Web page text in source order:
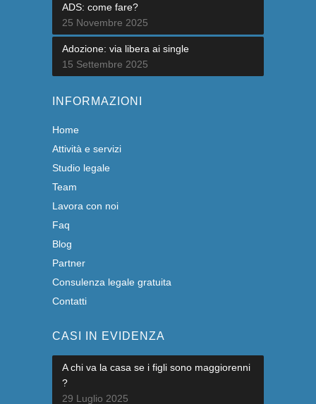
ADS: come fare?
25 Novembre 2025
Adozione: via libera ai single
15 Settembre 2025
INFORMAZIONI
Home
Attività e servizi
Studio legale
Team
Lavora con noi
Faq
Blog
Partner
Consulenza legale gratuita
Contatti
CASI IN EVIDENZA
A chi va la casa se i figli sono maggiorenni
?
29 Luglio 2025